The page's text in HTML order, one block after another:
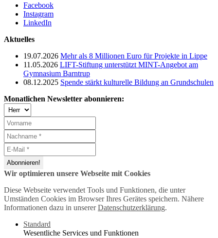
Facebook
Instagram
LinkedIn
Aktuelles
19.07.2026 Mehr als 8 Millionen Euro für Projekte in Lippe
11.05.2026 LIFT-Stiftung unterstützt MINT-Angebot am
Gymnasium Barntrup
08.12.2025 Spende stärkt kulturelle Bildung an Grundschulen
Monatlichen Newsletter abonnieren:
Wir optimieren unsere Webseite mit Cookies
Diese Webseite verwendet Tools und Funktionen, die unter
Umständen Cookies im Browser Ihres Gerätes speichern. Nähere
Informationen dazu in unsererDatenschutzerklärung.
Standard
Wesentliche Services und Funktionen